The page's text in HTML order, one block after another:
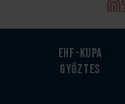
EHF-Kupa
győztes